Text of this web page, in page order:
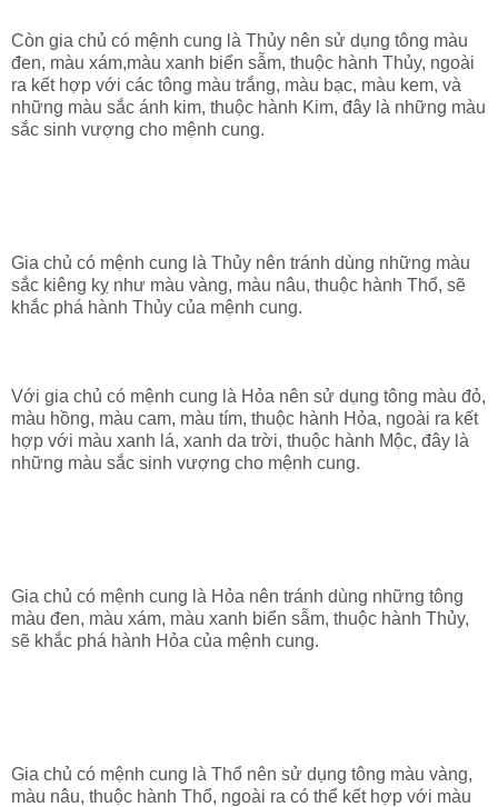
Còn gia chủ có mệnh cung là Thủy nên sử dụng tông màu
đen, màu xám,màu xanh biển sẫm, thuộc hành Thủy, ngoài
ra kết hợp với các tông màu trắng, màu bạc, màu kem, và
những màu sắc ánh kim, thuộc hành Kim, đây là những màu
sắc sinh vượng cho mệnh cung.
Gia chủ có mệnh cung là Thủy nên tránh dùng những màu
sắc kiêng kỵ như màu vàng, màu nâu, thuộc hành Thổ, sẽ
khắc phá hành Thủy của mệnh cung.
Với gia chủ có mệnh cung là Hỏa nên sử dụng tông màu đỏ,
màu hồng, màu cam, màu tím, thuộc hành Hỏa, ngoài ra kết
hợp với màu xanh lá, xanh da trời, thuộc hành Mộc, đây là
những màu sắc sinh vượng cho mệnh cung.
Gia chủ có mệnh cung là Hỏa nên tránh dùng những tông
màu đen, màu xám, màu xanh biển sẫm, thuộc hành Thủy,
sẽ khắc phá hành Hỏa của mệnh cung.
Gia chủ có mệnh cung là Thổ nên sử dụng tông màu vàng,
màu nâu, thuộc hành Thổ, ngoài ra có thể kết hợp với màu